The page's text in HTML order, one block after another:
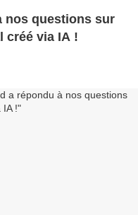
nos questions sur
créé via IA !